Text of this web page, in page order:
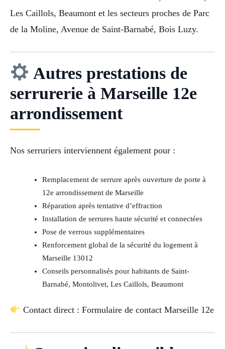
Les Caillols, Beaumont et les secteurs proches de Parc
de la Moline, Avenue de Saint-Barnabé, Bois Luzy.
Autres prestations de
serrurerie à Marseille 12e
arrondissement
Nos serruriers interviennent également pour :
Remplacement de serrure après ouverture de porte à
12e arrondissement de Marseille
Réparation après tentative d’effraction
Installation de serrures haute sécurité et connectées
Pose de verrous supplémentaires
Renforcement global de la sécurité du logement à
Marseille 13012
Conseils personnalisés pour habitants de Saint-
Barnabé, Montolivet, Les Caillols, Beaumont
Contact direct : Formulaire de contact Marseille 12e